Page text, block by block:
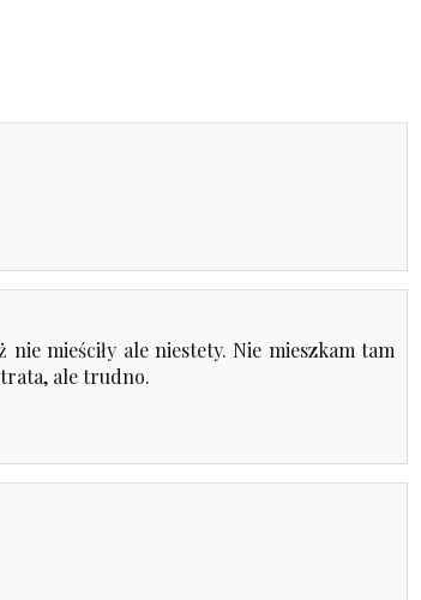
nie mieściły ale niestety. Nie mieszkam tam
ale trudno.